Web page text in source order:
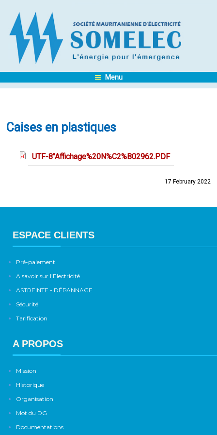
Menu
Caises en plastiques
UTF-8''Affichage%20N%C2%B02962.PDF
17 February 2022
ESPACE CLIENTS
Pré-paiement
A savoir sur l’Electricité
ASTREINTE - DÉPANNAGE
Sécurité
Tarification
A PROPOS
Mission
Historique
Organisation
Mot du DG
Documentations